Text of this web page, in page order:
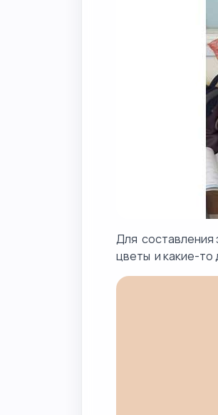
Для составления
цветы и какие-то